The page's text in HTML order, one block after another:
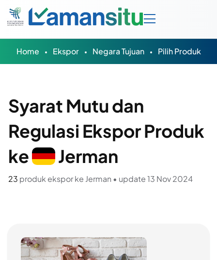
Home Ekspor Negara Tujuan Pilih Produk
Syarat Mutu dan
Regulasi Ekspor Produk
ke
Jerman
23 produk ekspor ke Jerman • update 13 Nov 2024